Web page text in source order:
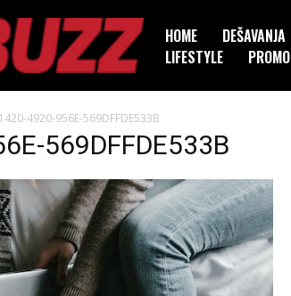
HOME DEŠAVANJA
LIFESTYLE
PROMO
4920-956E-569DFFDE533B
569DFFDE533B